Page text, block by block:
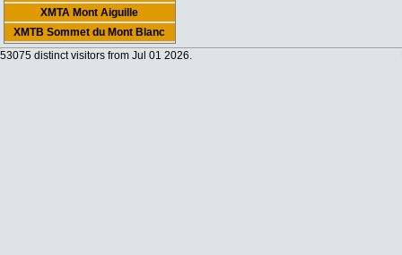
XMTA Mont Aiguille
XMTB Sommet du Mont Blanc
53075 distinct visitors from Jul 01 2026.